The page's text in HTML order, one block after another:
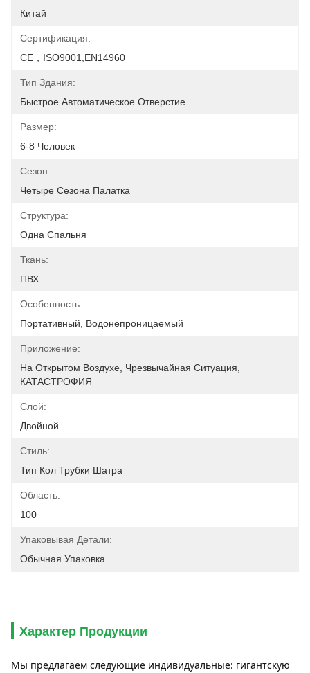
Китай
Сертификация:
CE，ISO9001,EN14960
Тип Здания:
Быстрое Автоматическое Отверстие
Размер:
6-8 Человек
Сезон:
Четыре Сезона Палатка
Структура:
Одна Спальня
Ткань:
ПВХ
Особенность:
Портативный, Водонепроницаемый
Приложение:
На Открытом Воздухе, Чрезвычайная Ситуация,
КАТАСТРОФИЯ
Слой:
Двойной
Стиль:
Тип Кол Трубки Шатра
Область:
100
Упаковывая Детали:
Обычная Упаковка
Характер Продукции
Мы предлагаем следующие индивидуальные: гигантскую